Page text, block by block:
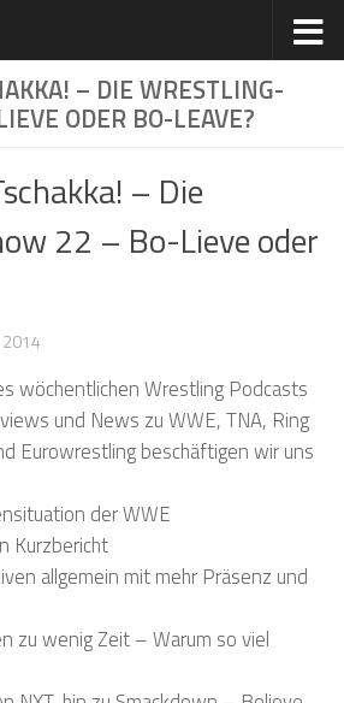
– DIE WRESTLING-
ODER BO-LEAVE?
– Die
22 – Bo-Lieve oder
2014
wöchentlichen Wrestling Podcasts
und News zu WWE, TNA, Ring
Eurowrestling beschäftigen wir uns
der WWE
Kurzbericht
allgemein mit mehr Präsenz und
zu wenig Zeit – Warum so viel